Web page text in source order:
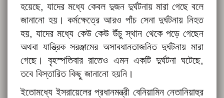
হয়েছে, যাদের মধ্যে কেবল দুজন দুর্ঘটনায় মারা গেছে বলে
জানানো হয়। কর্মক্ষেত্রে আরও পাঁচ সেনা দুর্ঘটনায় নিহত
হয়, যাদের মধ্যে কেউ কেউ উঁচু স্থান থেকে পড়ে গেছেন
অথবা যান্ত্রিক সরঞ্জামের অসাবধানতাজনিত দুর্ঘটনায় মারা
গেছে। বৃহস্পতিবার রাতেও এমন একটি দুর্ঘটনা ঘটেছে,
তবে বিস্তারিত কিছু জানানো হয়নি।
ইতোমধ্যে ইসরায়েলের প্রধানমন্ত্রী বেনিয়ামিন নেতানিয়াহুর